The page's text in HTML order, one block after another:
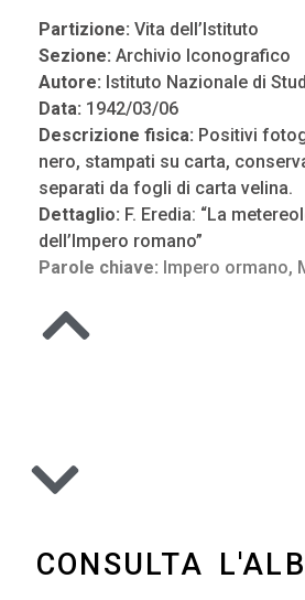
Partizione: Vita dell’Istituto
Sezione: Archivio Iconografico
Autore: Istituto Nazionale di
Data: 1942/03/06
Descrizione fisica: Positivi
nero, stampati su carta,
separati da fogli di carta velina.
Dettaglio: F. Eredia: “La
dell’Impero romano”
Parole chiave: Impero ormano,
CONSULTA